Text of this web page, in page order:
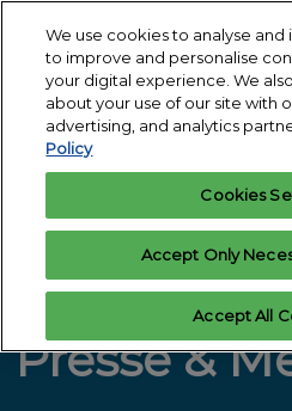
content
12.-14. Januar
Messegelände
Interesse
anmelden
Presse &
We use cookies to analyse and
to improve and personalise
your digital experience. We
about your use of our site with
advertising, and analytics
Policy
Cookies
Accept Only
Accept All